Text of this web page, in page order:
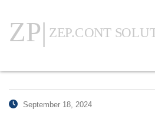
September 18, 2024